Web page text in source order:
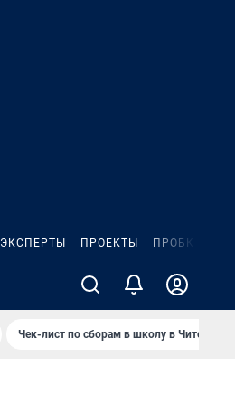
ЭКСПЕРТЫ ПРОЕКТЫ ПРОБКИ
Чек-лист по сборам в школу в Чите